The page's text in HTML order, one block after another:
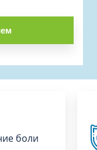
боли